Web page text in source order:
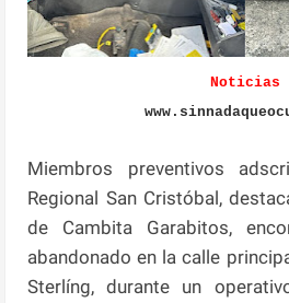
Noticias
Miembros preventivos
Regional San Cristóbal,
de Cambita Garabitos,
abandonado en la calle
Sterlíng, durante un